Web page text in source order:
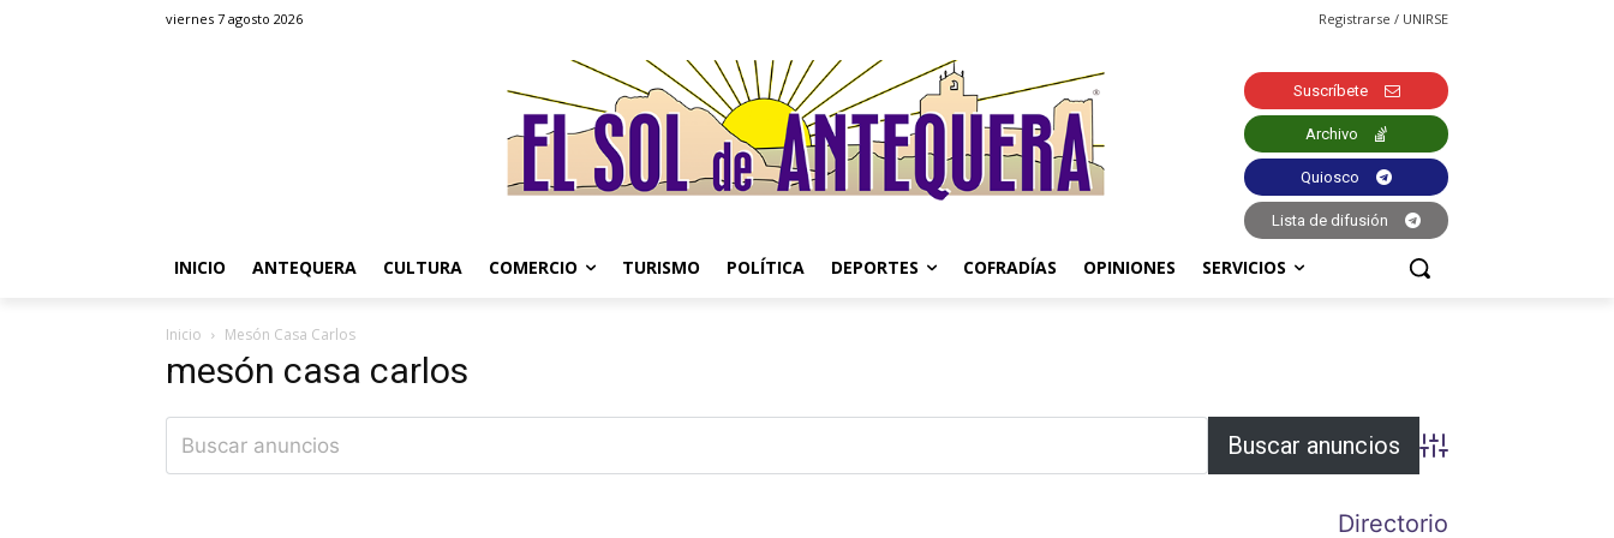
viernes 7 agosto 2026 Registrarse / UNIRSE
Suscríbete
Archivo
Quiosco
Lista de difusión
INICIO ANTEQUERA CULTURA COMERCIO TURISMO POLÍTICA DEPORTES COFRADÍAS OPINIONES SERVICIOS
Inicio Mesón Casa Carlos
mesón casa carlos
Búsqueda avanzada
Directorio